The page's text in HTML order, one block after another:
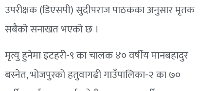
उपरीक्षक(डिएसपी)सुदीपराज पाठकका अनुसार मृतक
सबैको सनाखत भएको छ ।
मृत्यु हुनेमाइटहरी-९का चालक ४० वर्षीय मानबहादुर
बस्नेत, भोजपुरकोहतुवागढीगाउँपालिका-२का ७०